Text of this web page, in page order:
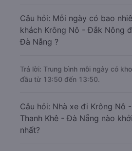
Câu hỏi: Mỗi ngày có bao
khách Krông Nô - Đắk Nông
Đà Nẵng ?
Trả lời: Trung bình mỗi ngày có
đầu từ 13:50 đến 13:50.
Câu hỏi: Nhà xe đi Krông Nô
Thanh Khê - Đà Nẵng nào
nhất?